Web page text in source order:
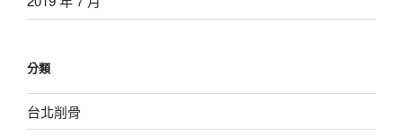
分類
台北削骨